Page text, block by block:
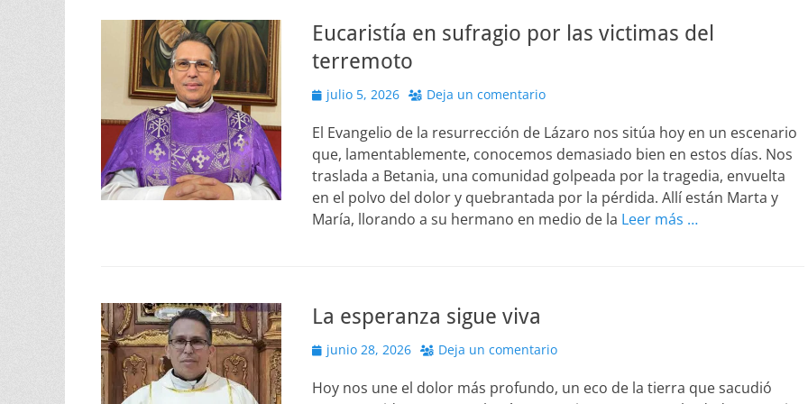
Eucaristía en sufragio por las victimas del
terremoto
Publicado
julio 5, 2026 Deja un comentario
El Evangelio de la resurrección de Lázaro nos sitúa hoy en un escenario
que, lamentablemente, conocemos demasiado bien en estos días. Nos
traslada a Betania, una comunidad golpeada por la tragedia, envuelta
en el polvo del dolor y quebrantada por la pérdida. Allí están Marta y
María, llorando a su hermano en medio de la Leer más …
La esperanza sigue viva
Publicado
junio 28, 2026 Deja un comentario
Hoy nos une el dolor más profundo, un eco de la tierra que sacudió